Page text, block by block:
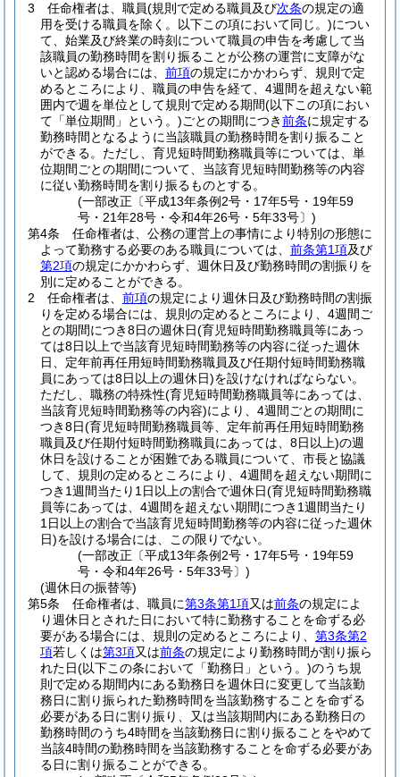
3
任命権者は、職員(規則で定める職員及び次条の規定の適
用を受ける職員を除く。以下この項において同じ。)につい
て、始業及び終業の時刻について職員の申告を考慮して当
該職員の勤務時間を割り振ることが公務の運営に支障がな
いと認める場合には、 前項の規定にかかわらず、規則で定
めるところにより、職員の申告を経て、4週間を超えない範
囲内で週を単位として規則で定める期間(以下この項におい
て「単位期間」という。)ごとの期間につき前条に規定する
勤務時間となるように当該職員の勤務時間を割り振ること
ができる。 ただし、育児短時間勤務職員等については、単
位期間ごとの期間について、当該育児短時間勤務等の内容
に従い勤務時間を割り振るものとする。
(一部改正〔平成13年条例2号・17年5号・19年59
号・21年28号・令和4年26号・5年33号〕)
第4条
任命権者は、公務の運営上の事情により特別の形態に
よって勤務する必要のある職員については、 前条第1項及び
第2項の規定にかかわらず、週休日及び勤務時間の割振りを
別に定めることができる。
2
任命権者は、 前項の規定により週休日及び勤務時間の割振
りを定める場合には、規則の定めるところにより、4週間ご
との期間につき8日の週休日(育児短時間勤務職員等にあっ
ては8日以上で当該育児短時間勤務等の内容に従った週休
日、定年前再任用短時間勤務職員及び任期付短時間勤務職
員にあっては8日以上の週休日)を設けなければならない。
ただし、職務の特殊性(育児短時間勤務職員等にあっては、
当該育児短時間勤務等の内容)により、4週間ごとの期間に
つき8日(育児短時間勤務職員等、定年前再任用短時間勤務
職員及び任期付短時間勤務職員にあっては、8日以上)の週
休日を設けることが困難である職員について、市長と協議
して、規則の定めるところにより、4週間を超えない期間に
つき1週間当たり1日以上の割合で週休日(育児短時間勤務職
員等にあっては、4週間を超えない期間につき1週間当たり
1日以上の割合で当該育児短時間勤務等の内容に従った週休
日)を設ける場合には、この限りでない。
(一部改正〔平成13年条例2号・17年5号・19年59
号・令和4年26号・5年33号〕)
(週休日の振替等)
第5条
任命権者は、職員に第3条第1項又は前条の規定によ
り週休日とされた日において特に勤務することを命ずる必
要がある場合には、規則の定めるところにより、 第3条第2
項若しくは第3項又は前条の規定により勤務時間が割り振ら
れた日(以下この条において「勤務日」という。)のうち規
則で定める期間内にある勤務日を週休日に変更して当該勤
務日に割り振られた勤務時間を当該勤務することを命ずる
必要がある日に割り振り、又は当該期間内にある勤務日の
勤務時間のうち4時間を当該勤務日に割り振ることをやめて
当該4時間の勤務時間を当該勤務することを命ずる必要があ
る日に割り振ることができる。